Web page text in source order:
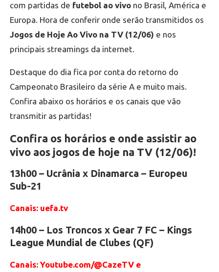
com partidas de futebol ao vivo no Brasil, América e
Europa. Hora de conferir onde serão transmitidos os
Jogos de Hoje Ao Vivo na TV (12/06) e nos
principais streamings da internet.
Destaque do dia fica por conta do retorno do
Campeonato Brasileiro da série A e muito mais.
Confira abaixo os horários e os canais que vão
transmitir as partidas!
Confira os horários e onde assistir ao
vivo aos jogos de hoje na TV (12/06)!
13h00 – Ucrânia x Dinamarca – Europeu
Sub-21
Canais: uefa.tv
14h00 – Los Troncos x Gear 7 FC – Kings
League Mundial de Clubes (QF)
Canais: Youtube.com/@CazeTV e